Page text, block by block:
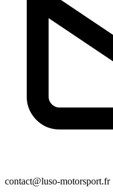
contact@luso-motorsport.fr